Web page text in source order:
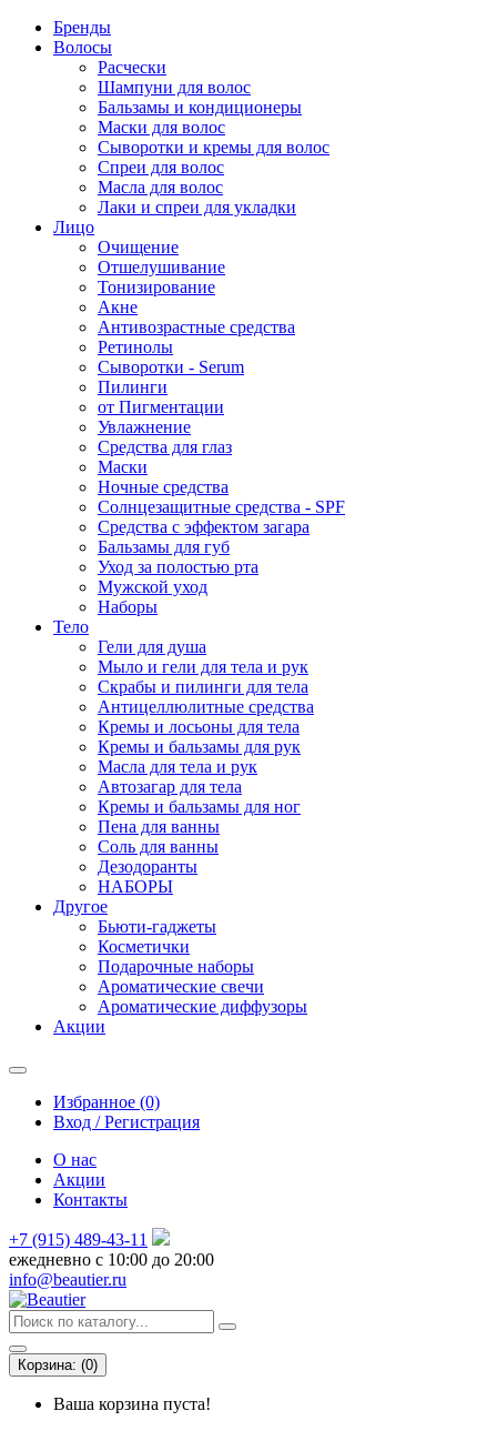
Бренды
Волосы
Расчески
Шампуни для волос
Бальзамы и кондиционеры
Маски для волос
Сыворотки и кремы для волос
Спреи для волос
Масла для волос
Лаки и спреи для укладки
Лицо
Очищение
Отшелушивание
Тонизирование
Акне
Антивозрастные средства
Ретинолы
Сыворотки - Serum
Пилинги
от Пигментации
Увлажнение
Средства для глаз
Маски
Ночные средства
Солнцезащитные средства - SPF
Средства c эффектом загара
Бальзамы для губ
Уход за полостью рта
Мужской уход
Наборы
Тело
Гели для душа
Мыло и гели для тела и рук
Скрабы и пилинги для тела
Антицеллюлитные средства
Кремы и лосьоны для тела
Кремы и бальзамы для рук
Масла для тела и рук
Автозагар для тела
Кремы и бальзамы для ног
Пена для ванны
Соль для ванны
Дезодоранты
НАБОРЫ
Другое
Бьюти-гаджеты
Косметички
Подарочные наборы
Ароматические свечи
Ароматические диффузоры
Акции
Избранное (0)
Вход / Регистрация
О нас
Акции
Контакты
+7 (915) 489-43-11
ежедневно с 10:00 до 20:00
info@beautier.ru
Корзина: (0)
Ваша корзина пуста!